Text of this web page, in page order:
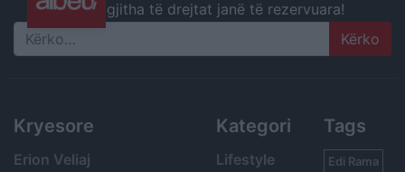
gjitha të drejtat janë të rezervuara!
Search
Kryesore
Erion Veliaj
Kategori
Lifestyle
Tags
Edi Rama